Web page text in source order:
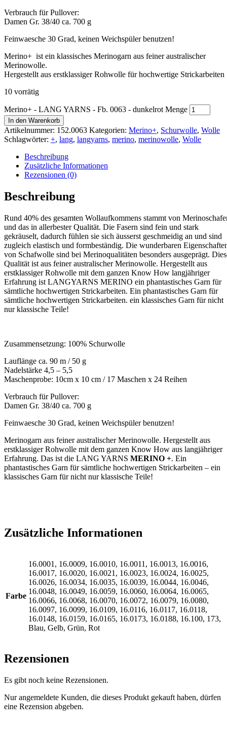
Verbrauch für Pullover:
Damen Gr. 38/40 ca. 700 g
Feinwaesche 30 Grad, keinen Weichspüler benutzen!
Merino+ ist ein klassisches Merinogarn aus feiner australischer
Merinowolle.
Hergestellt aus erstklassiger Rohwolle für hochwertige Strickarbeiten
10 vorrätig
Merino+ - LANG YARNS - Fb. 0063 - dunkelrot Menge
In den Warenkorb
Artikelnummer: 152.0063 Kategorien: Merino+, Schurwolle, Wolle
Schlagwörter: +, lang, langyarns, merino, merinowolle, Wolle
Beschreibung
Zusätzliche Informationen
Rezensionen (0)
Beschreibung
Rund 40% des gesamten Wollaufkommens stammt von
und das in allerbester Qualität. Die Fasern sind fein und stark
gekräuselt, dadurch fühlen sie sich äusserst geschmeidig an und sind
zugleich elastisch und formbeständig. Die wunderbaren
von Schafwolle sind bei Merinoqualitäten besonders ausgeprägt.
Qualität ist aus feiner australischer Merinowolle. Hergestellt aus
erstklassiger Rohwolle mit dem ganzen Know How langjähriger
Erfahrung ist LANGYARNS MERINO ein phantastisches Garn für
sämtliche hochwertigen Strickarbeiten. Ein phantastisches Garn für
sämtliche hochwertigen Strickarbeiten. ein klassisches Garn für nicht
nur klassische Teile!
Zusammensetzung: 100% Schurwolle
Lauflänge ca. 90 m / 50 g
Nadelstärke 4,5 – 5,5
Maschenprobe: 10cm x 10 cm / 17 Maschen x 24 Reihen
Verbrauch für Pullover:
Damen Gr. 38/40 ca. 700 g
Feinwaesche 30 Grad, keinen Weichspüler benutzen!
Merinogarn aus feiner australischer Merinowolle. Hergestellt aus
erstklassiger Rohwolle mit dem ganzen Know How aus langjähriger
Erfahrung. Das ist die LANG YARNS MERINO +. Ein
phantastisches Garn für sämtliche hochwertigen Strickarbeiten – ein
klassisches Garn für nicht nur klassische Teile!
Zusätzliche Informationen
Farbe
16.0001, 16.0009, 16.0010, 16.0011, 16.0013, 16.0016,
16.0017, 16.0020, 16.0021, 16.0023, 16.0024, 16.0025,
16.0026, 16.0034, 16.0035, 16.0039, 16.0044, 16.0046,
16.0048, 16.0049, 16.0059, 16.0060, 16.0064, 16.0065,
16.0066, 16.0068, 16.0070, 16.0072, 16.0079, 16.0080,
16.0097, 16.0099, 16.0109, 16.0116, 16.0117, 16.0118,
16.0148, 16.0159, 16.0165, 16.0173, 16.0188, 16.100, 173,
Blau, Gelb, Grün, Rot
Rezensionen
Es gibt noch keine Rezensionen.
Nur angemeldete Kunden, die dieses Produkt gekauft haben, dürfen
eine Rezension abgeben.